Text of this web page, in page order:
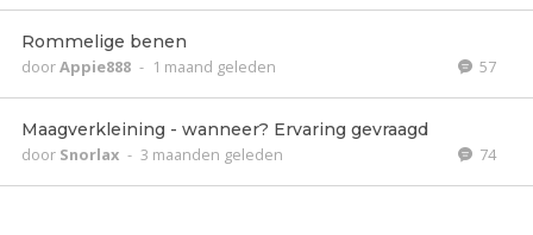
Rommelige benen
doorAppie888 - 1 maand geleden 57
Maagverkleining - wanneer? Ervaring gevraagd
door Snorlax - 3 maanden geleden 74